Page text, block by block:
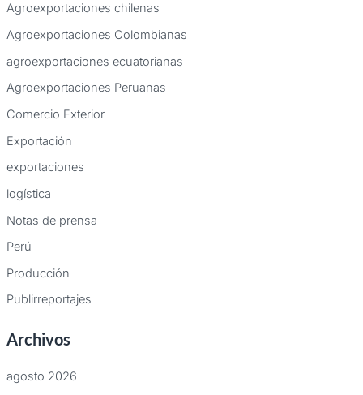
Agroexportaciones chilenas
Agroexportaciones Colombianas
agroexportaciones ecuatorianas
Agroexportaciones Peruanas
Comercio Exterior
Exportación
exportaciones
logística
Notas de prensa
Perú
Producción
Publirreportajes
Archivos
agosto 2026